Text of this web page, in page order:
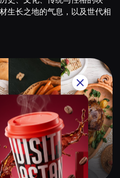
生长之地的气息，以及世代相